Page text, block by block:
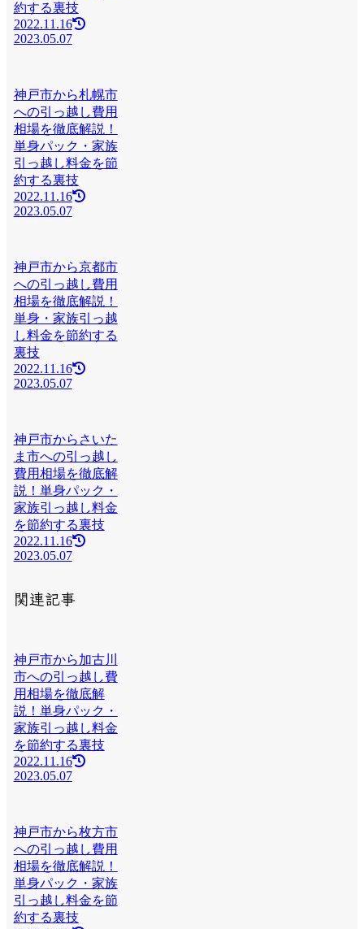
約する裏技
2022.11.16
2023.05.07
神戸市から札幌市
への引っ越し費用
相場を徹底解説！
単身パック・家族
引っ越し料金を節
約する裏技
2022.11.16
2023.05.07
神戸市から京都市
への引っ越し費用
相場を徹底解説！
単身・家族引っ越
し料金を節約する
裏技
2022.11.16
2023.05.07
神戸市からさいた
ま市への引っ越し
費用相場を徹底解
説！単身パック・
家族引っ越し料金
を節約する裏技
2022.11.16
2023.05.07
関連記事
神戸市から加古川
市への引っ越し費
用相場を徹底解
説！単身パック・
家族引っ越し料金
を節約する裏技
2022.11.16
2023.05.07
神戸市から枚方市
への引っ越し費用
相場を徹底解説！
単身パック・家族
引っ越し料金を節
約する裏技